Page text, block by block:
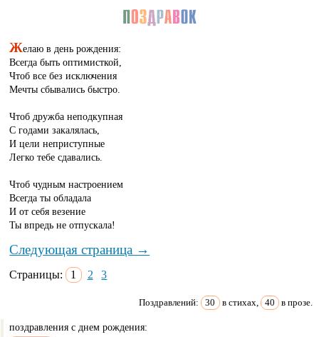
Желаю в день рождения:
Всегда быть оптимисткой,
Чтоб все без исключения
Мечты сбывались быстро.
Чтоб дружба неподкупная
С годами закалялась,
И цели неприступные
Легко тебе сдавались.
Чтоб чудным настроением
Всегда ты обладала
И от себя везение
Ты впредь не отпускала!
Следующая страница →
Страницы: 1 2 3
Поздравлений: 30 в стихах, 40 в прозе.
поздравления с днем рождения: